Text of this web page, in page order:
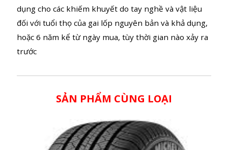
Bảo hành
Chế độ bảo hành tiêu chuẩn và có giới hạn
Tất cả lốp MICHELIN đều có một chế độ Bảo Hành
đối với tuổi thọ của gai lốp nguyên bản và khả dụng,